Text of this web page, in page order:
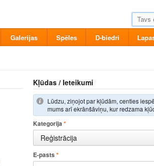
Galerijas Spēles D-biedri
Kļūdas / Ieteikumi
Lūdzu, ziņojot par kļūdām, centies
mums arī ekrānšāviņu, kur redzama
Kategorija *
E-pasts *